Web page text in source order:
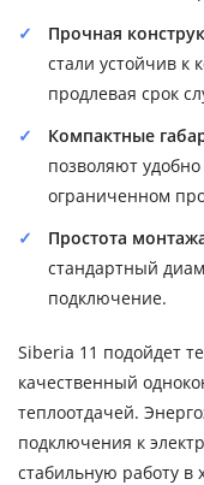
Прочная
стали устойчив к
продлевая срок
Компактные
позволяют
ограниченном
Простота
стандартный
подключение.
Siberia 11 подойдет
качественный
теплоотдачей.
подключения к
стабильную работу в